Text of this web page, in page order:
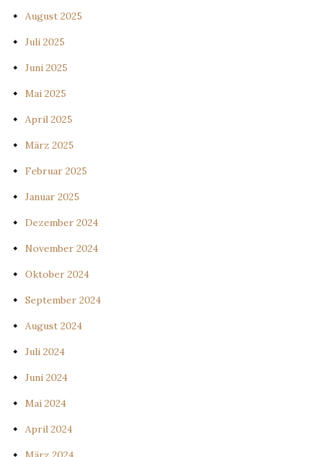
August 2025
Juli 2025
Juni 2025
Mai 2025
April 2025
März 2025
Februar 2025
Januar 2025
Dezember 2024
November 2024
Oktober 2024
September 2024
August 2024
Juli 2024
Juni 2024
Mai 2024
April 2024